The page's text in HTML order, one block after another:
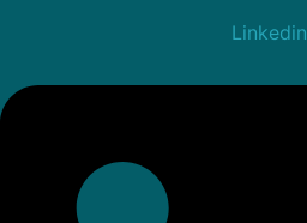
Linkedin